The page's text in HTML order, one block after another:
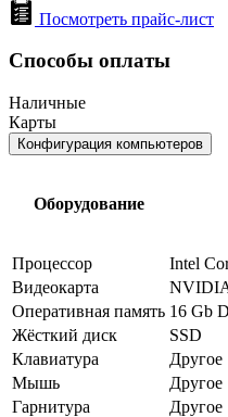
Посмотреть прайс-лист
Способы оплаты
Наличные
Карты
Конфигурация компьютеров
Оборудование
Процессор
Intel
Видеокарта
Оперативная память 16 Gb
Жёсткий диск
SSD
Клавиатура
Другое
Мышь
Другое
Гарнитура
Другое